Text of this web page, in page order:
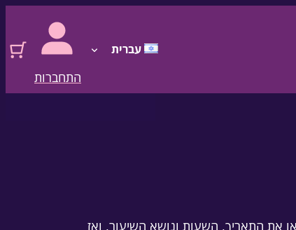
עברית
התחברות
את התאריך, השעות ונושא השיעור, ואז